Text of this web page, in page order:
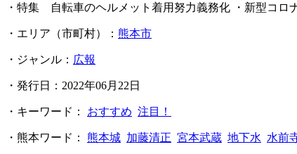
・特集 自転車のヘルメット着用努力義務化 ・新型コ
・エリア（市町村）： 熊本市
・ジャンル： 広報
・発行日：2022年06月22日
・キーワード： おすすめ 注目！
・熊本ワード： 熊本城 加藤清正 宮本武蔵 地下水 水前